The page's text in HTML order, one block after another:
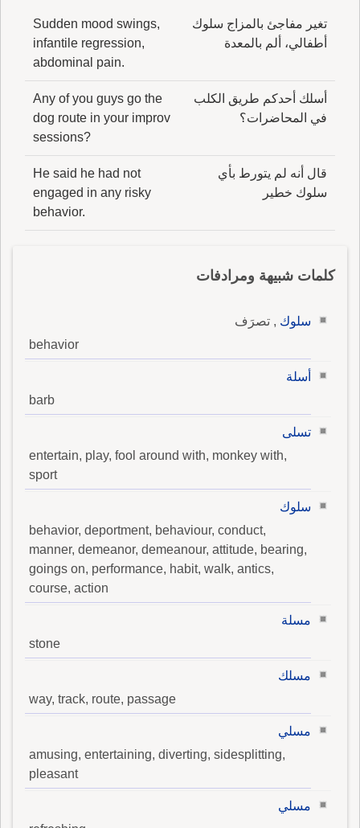
المُنافق.
تغير مفاجئ بالمزاج سلوك
أطفالي، ألم بالمعدة
Sudden mood swings,
infantile regression,
abdominal pain.
أسلك أحدكم طريق الكلب
في المحاضرات؟
Any of you guys go the
dog route in your improv
sessions?
قال أنه لم يتورط بأي
سلوك خطير
He said he had not
engaged in any risky
behavior.
كلمات شبيهة ومرادفات
سلوك , تصرَف
behavior
أسلة
barb
تسلى
entertain, play, fool around with, monkey with,
sport
سلوك
behavior, deportment, behaviour, conduct,
manner, demeanor, demeanour, attitude, bearing,
goings on, performance, habit, walk, antics,
course, action
مسلة
stone
مسلك
way, track, route, passage
مسلي
amusing, entertaining, diverting, sidesplitting,
pleasant
مسلي